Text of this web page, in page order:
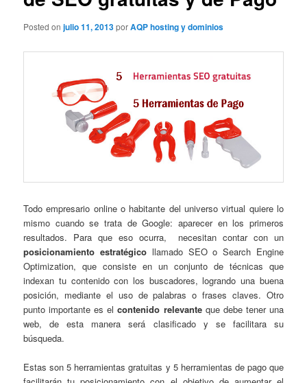
Posted onjulio 11, 2013porAQP hosting y dominios
Todo empresario online o habitante del universo virtual quiere lo
mismo cuando se trata de Google: aparecer en los primeros
resultados. Para que eso ocurra, necesitan contar con un
posicionamiento estratégicollamado SEO o Search Engine
Optimization, que consiste en un conjunto de técnicas que
indexan tu contenido con los buscadores, logrando una buena
posición, mediante el uso de palabras o frases claves. Otro
punto importante es elcontenido relevanteque debe tener una
web, de esta manera será clasificado y se facilitara su
búsqueda.
Estas son 5 herramientas gratuitas y 5 herramientas de pago que